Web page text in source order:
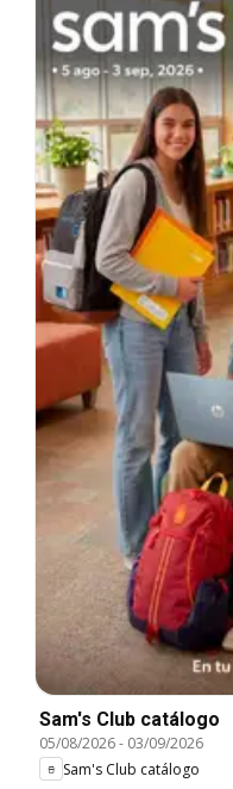
Sam's Club catálogo
05/08/2026- 03/09/2026
Sam's Club catálogo